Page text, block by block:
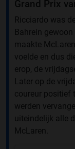
Grand Prix
Ricciardo was
Bahrein
maakte
voelde en dus
erop, de
Later op de
coureur positief
werden
uiteindelijk alle
McLaren.